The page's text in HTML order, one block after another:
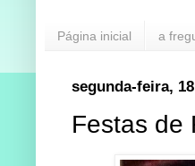
Página inicial a
segunda-feira,
Festas de